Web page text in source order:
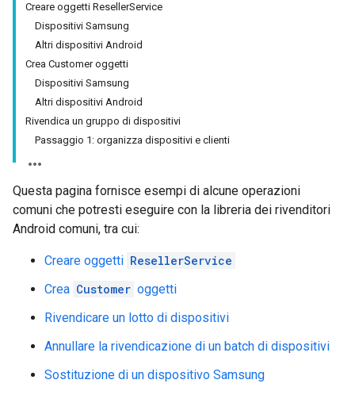
Creare oggetti ResellerService
Dispositivi Samsung
Altri dispositivi Android
Crea Customer oggetti
Dispositivi Samsung
Altri dispositivi Android
Rivendica un gruppo di dispositivi
Passaggio 1: organizza dispositivi e clienti
Questa pagina fornisce esempi di alcune operazioni
comuni che potresti eseguire con la libreria dei rivenditori
Android comuni, tra cui:
Creare oggetti ResellerService
Crea Customer oggetti
Rivendicare un lotto di dispositivi
Annullare la rivendicazione di un batch di dispositivi
Sostituzione di un dispositivo Samsung